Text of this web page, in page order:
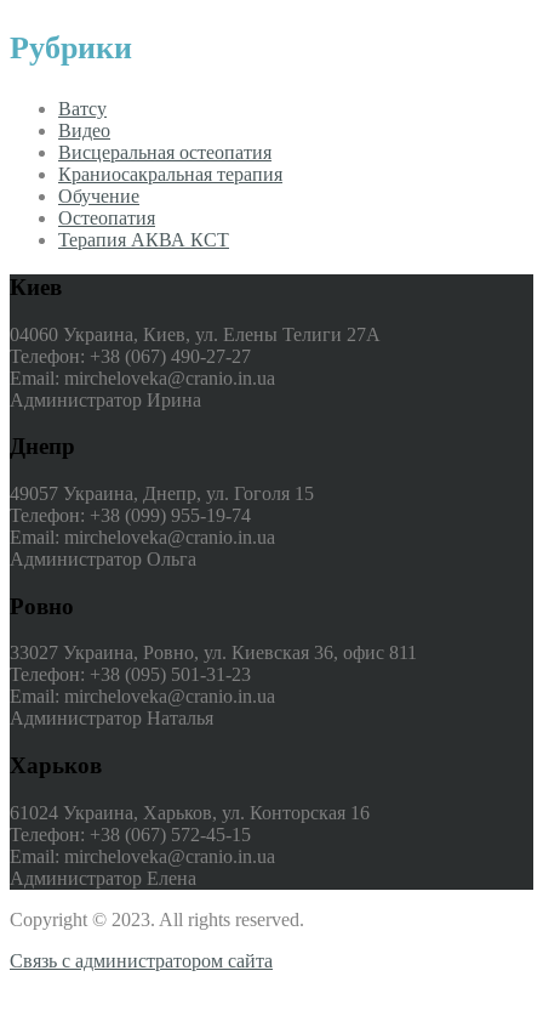
Рубрики
Ватсу
Видео
Висцеральная остеопатия
Краниосакральная терапия
Обучение
Остеопатия
Терапия АКВА КСТ
Киев
04060 Украина, Киев, ул. Елены Телиги 27А
Телефон: +38 (067) 490-27-27
Email: mircheloveka@cranio.in.ua
Администратор Ирина
Днепр
49057 Украина, Днепр, ул. Гоголя 15
Телефон: +38 (099) 955-19-74
Email: mircheloveka@cranio.in.ua
Администратор Ольга
Ровно
33027 Украина, Ровно, ул. Киевская 36, офис 811
Телефон: +38 (095) 501-31-23
Email: mircheloveka@cranio.in.ua
Администратор Наталья
Харьков
61024 Украина, Харьков, ул. Конторская 16
Телефон: +38 (067) 572-45-15
Email: mircheloveka@cranio.in.ua
Администратор Елена
Copyright © 2023. All rights reserved.
Связь с администратором сайта